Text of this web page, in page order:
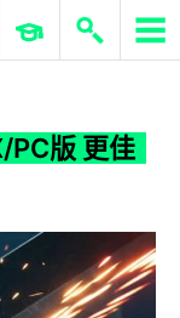
ERP 與商業 AI
PC版 更佳